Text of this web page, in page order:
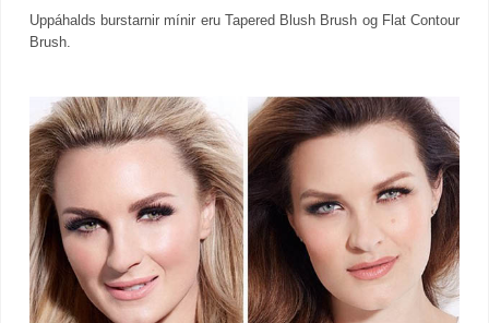
Uppáhalds burstarnir mínir eru Tapered Blush Brush og Flat Contour
Brush.